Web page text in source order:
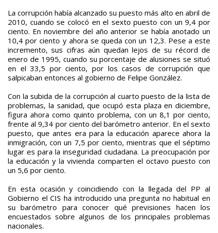
La corrupción había alcanzado su puesto más alto en abril de
2010, cuando se colocó en el sexto puesto con un 9,4 por
ciento. En noviembre del año anterior se había anotado un
10,4 por ciento y ahora se queda con un 12,3. Pese a este
incremento, sus cifras aún quedan lejos de su récord de
enero de 1995, cuando su porcentaje de alusiones se situó
en el 33,5 por ciento, por los casos de corrupción que
salpicaban entonces al gobierno de Felipe González.
Con la subida de la corrupción al cuarto puesto de la lista de
problemas, la sanidad, que ocupó esta plaza en diciembre,
figura ahora como quinto problema, con un 8,1 por ciento,
frente al 9,34 por ciento del barómetro anterior. En el sexto
puesto, que antes era para la educación aparece ahora la
inmigración, con un 7,5 por ciento, mientras que el séptimo
lugar es para la inseguridad ciudadana. La preocupación por
la educación y la vivienda comparten el octavo puesto con
un 5,6 por ciento.
En esta ocasión y coincidiendo con la llegada del PP al
Gobierno el CIS ha introducido una pregunta no habitual en
su barómetro para conocer qué previsiones hacen los
encuestados sobre algunos de los principales problemas
nacionales.